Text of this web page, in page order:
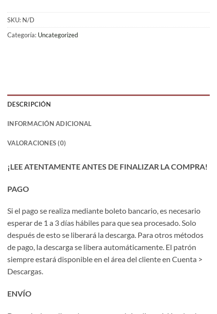
SKU: N/D
Categoría: Uncategorized
DESCRIPCIÓN
INFORMACIÓN ADICIONAL
VALORACIONES (0)
¡LEE ATENTAMENTE ANTES DE FINALIZAR LA COMPRA!
PAGO
Si el pago se realiza mediante boleto bancario, es necesario
esperar de 1 a 3 días hábiles para que sea procesado. Solo
después de esto se liberará la descarga. Para otros métodos
de pago, la descarga se libera automáticamente. El patrón
siempre estará disponible en el área del cliente en Cuenta >
Descargas.
ENVÍO